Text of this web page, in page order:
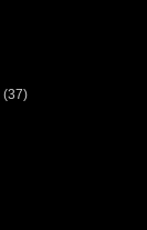
(37)